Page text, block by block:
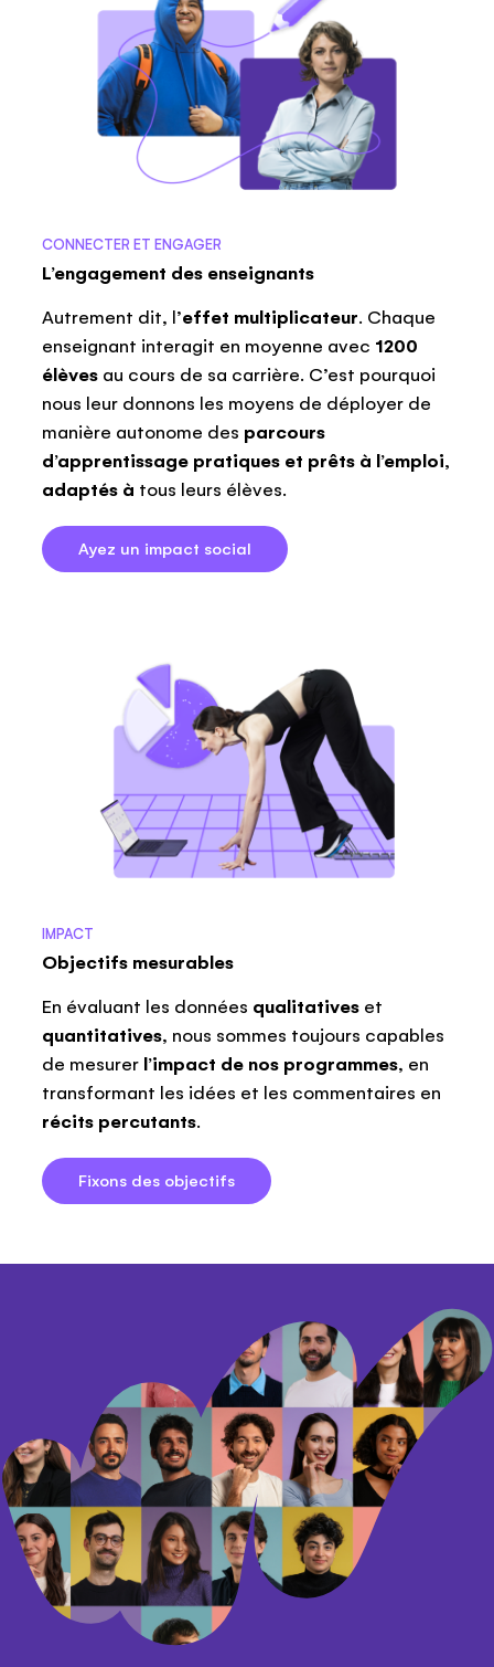
CONNECTER ET ENGAGER
L’engagement des enseignants
Autrement dit, l’effet multiplicateur. Chaque
enseignant interagit en moyenne avec 1200
élèvesau cours de sa carrière. C’est pourquoi
nous leur donnons les moyens de déployer de
manière autonome des parcours
d’apprentissage pratiques et prêts à l’emploi,
adaptés à tous leurs élèves.
Ayez un impact social
IMPACT
Objectifs mesurables
En évaluant les données qualitativeset
quantitatives, nous sommes toujours capables
de mesurer l’impact de nos programmes, en
transformant les idées et les commentaires en
récits percutants.
Fixons des objectifs